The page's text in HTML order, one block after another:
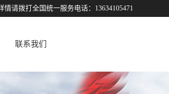
情请拨打全国统一服务电话：13634105471
联系我们